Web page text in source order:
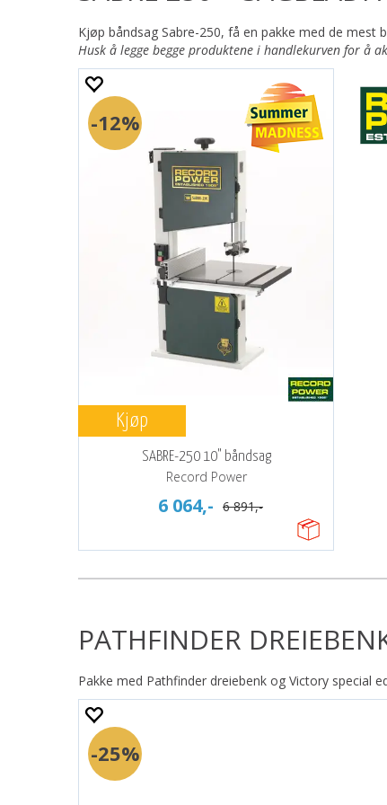
Kjøp båndsag Sabre-250, få en pakke med de mest
Husk å legge begge produktene i handlekurven for å
Kjøp
12%
SABRE-250 10" båndsag
Record Power
6 064,- 6 891,-
PATHFINDER
Pakke med Pathfinder dreiebenk og Victory special
25%